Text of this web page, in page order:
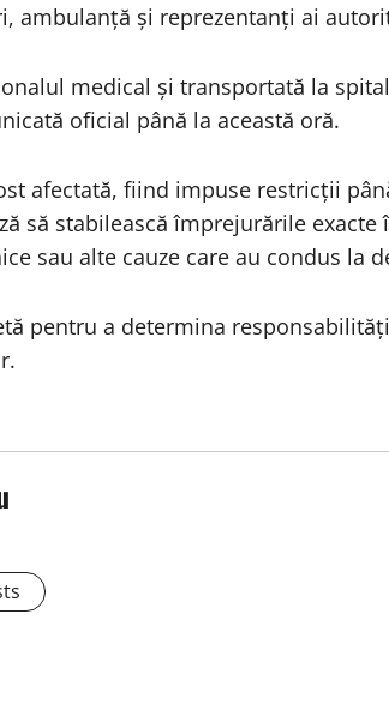
ambulanță și reprezentanți ai
medical și transportată la
oficial până la această oră.
afectată, fiind impuse restricții
să stabilească împrejurările exacte
sau alte cauze care au condus la
pentru a determina